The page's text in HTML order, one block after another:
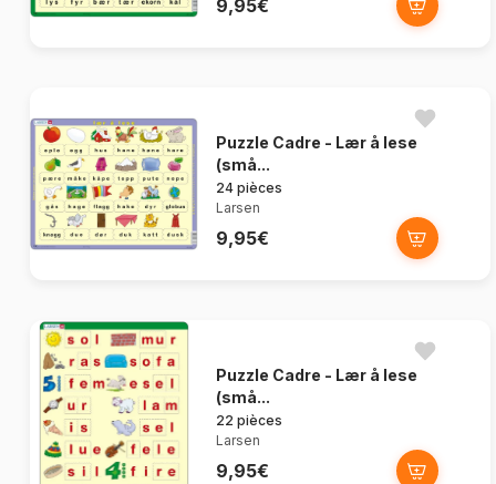
9,95€
Puzzle Cadre - Lær å lese
(små...
24 pièces
Larsen
9,95€
Puzzle Cadre - Lær å lese
(små...
22 pièces
Larsen
9,95€